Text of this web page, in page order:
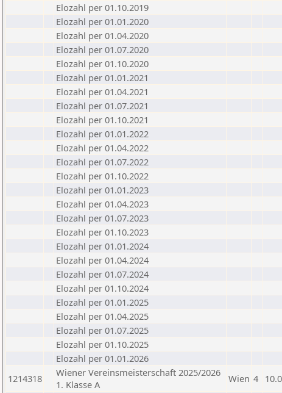
Elozahl per 01.10.2019
Elozahl per 01.01.2020
Elozahl per 01.04.2020
Elozahl per 01.07.2020
Elozahl per 01.10.2020
Elozahl per 01.01.2021
Elozahl per 01.04.2021
Elozahl per 01.07.2021
Elozahl per 01.10.2021
Elozahl per 01.01.2022
Elozahl per 01.04.2022
Elozahl per 01.07.2022
Elozahl per 01.10.2022
Elozahl per 01.01.2023
Elozahl per 01.04.2023
Elozahl per 01.07.2023
Elozahl per 01.10.2023
Elozahl per 01.01.2024
Elozahl per 01.04.2024
Elozahl per 01.07.2024
Elozahl per 01.10.2024
Elozahl per 01.01.2025
Elozahl per 01.04.2025
Elozahl per 01.07.2025
Elozahl per 01.10.2025
Elozahl per 01.01.2026
1214318
Wiener Vereinsmeisterschaft 2025/2026
1. Klasse A
Wien 4